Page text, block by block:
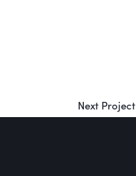
Next Project